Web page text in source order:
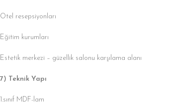
Otel resepsiyonları
Eğitim kurumları
Estetik merkezi – güzellik salonu karşılama alanı
7) Teknik Yapı
1.sınıf MDF-lam